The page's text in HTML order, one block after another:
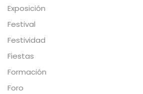
Exposición
Festival
Festividad
Fiestas
Formación
Foro